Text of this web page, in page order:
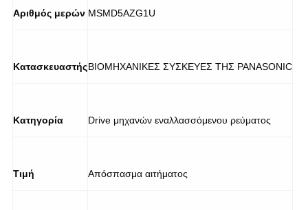
Αριθμός μερών MSMD5AZG1U
ΚατασκευαστήςΒΙΟΜΗΧΑΝΙΚΕΣ ΣΥΣΚΕΥΕΣ ΤΗΣ PANASONIC
Κατηγορία Drive μηχανών εναλλασσόμενου ρεύματος
Τιμή Απόσπασμα αιτήματος